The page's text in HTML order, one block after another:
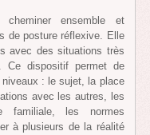
ensemble et
de posture réflexive. Elle
avec des situations très
dispositif permet de
: le sujet, la place
avec les autres, les
familiale, les normes
à plusieurs de la réalité